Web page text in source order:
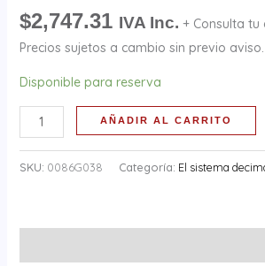
$2,747.31 IVA Inc. + Consulta tu
Precios sujetos a cambio sin previo aviso.
Disponible para reserva
cantidad
AÑADIR AL CARRITO
SKU: 0086G038 Categoría: El sistema